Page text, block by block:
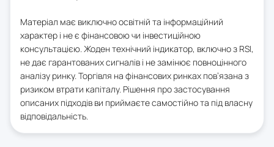
Матеріал має виключно освітній та інформаційний
характер і не є фінансовою чи інвестиційною
консультацією. Жоден технічний індикатор, включно з RSI,
не дає гарантованих сигналів і не замінює повноцінного
аналізу ринку. Торгівля на фінансових ринках пов’язана з
ризиком втрати капіталу. Рішення про застосування
описаних підходів ви приймаєте самостійно та під власну
відповідальність.